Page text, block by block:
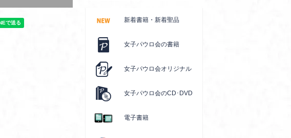
新着書籍・新着聖品
女子パウロ会の書籍
女子パウロ会オリジナル
女子パウロ会のCD･DVD
電子書籍